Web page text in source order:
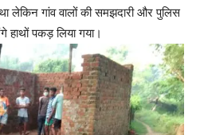
लेकिन गांव वालों की समझदारी और पुलिस
हाथों पकड़ लिया गया।